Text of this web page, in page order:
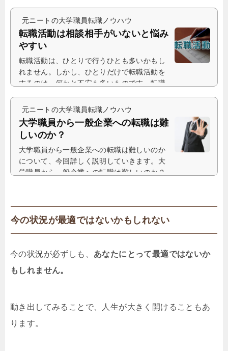
元ニートの大学職員転職ノウハウ
転職活動は相談相手がいないと悩み
やすい
転職活動は、ひとりで行うひとも多いかもし
れません。しかし、ひとりだけで転職活動を
するのは、何かと不安も多いものです。転職
元ニートの大学職員転職ノウハウ
大学職員から一般企業への転職は難
しいのか？
大学職員から一般企業への転職は難しいのか
について、今回詳しく説明していきます。大
学職員から一般企業への転職は難しいのか？
今の状況が最適ではないかもしれない
今の状況が必ずしも、 あなたにとって最適ではないか
もしれません。
動き出してみることで、人生が大きく開けることもあ
ります。